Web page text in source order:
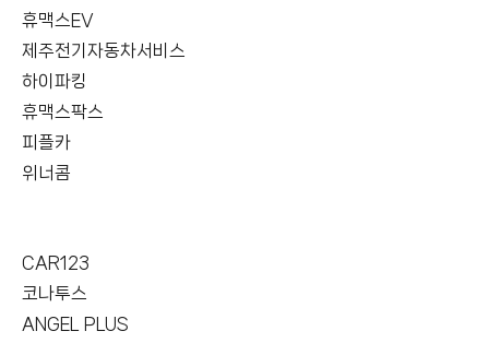
휴맥스EV
제주전기자동차서비스
하이파킹
휴맥스팍스
피플카
위너콤
CAR123
코나투스
ANGEL PLUS